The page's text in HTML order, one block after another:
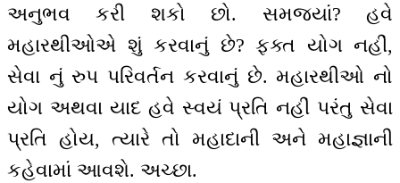
અનુભવ કરી શકો છો. સમજ્યાં? હવે
મહારથીઓએ શું કરવાનું છે? ફક્ત યોગ નહીં,
સેવા નું રુપ પરિવર્તન કરવાનું છે. મહારથીઓ નો
યોગ અથવા યાદ હવે સ્વયં પ્રતિ નહીં પરંતુ સેવા
પ્રતિ હોય, ત્યારે તો મહાદાની અને મહાજ્ઞાની
કહેવામાં આવશે. અચ્છા.